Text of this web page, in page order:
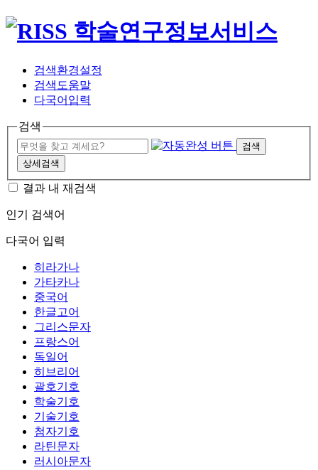
검색환경설정
검색도움말
다국어입력
검색
검색
상세검색
결과 내 재검색
인기 검색어
다국어 입력
히라가나
가타카나
중국어
한글고어
그리스문자
프랑스어
독일어
히브리어
괄호기호
학술기호
기술기호
첨자기호
라틴문자
러시아문자